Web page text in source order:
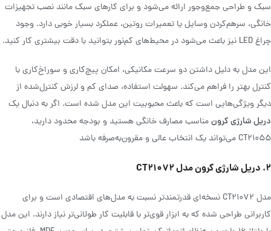
سبک و طراحی جمع‌وجور ارائه می‌شود و برای کارهای سبک مانند نصب تجهیزات
خانگی، سرهم‌کردن وسایل یا تعمیرات روتین، عملکرد بسیار خوبی دارد. وجود
چراغ LED نیز باعث می‌شود در محیط‌های کم‌نور بتوانید با دقت بیشتری کار کنید.
این مدل به دلیل داشتن دو سرعت مکانیکی، امکان پیچ‌کاری و سوراخ‌کاری با
کنترل بهتر را فراهم می‌کند. سهولت استفاده، صدای کم و لرزش کنترل‌شده از
دیگر ویژگی‌هایی است که باعث محبوبیت این مدل شده است. اگر به دنبال یک
دریل شارژی کرونمناسب مصارف خانگی هستید و بودجه محدود دارید،
CT21055 می‌تواند یک انتخاب عالی و مقرون‌به‌صرفه باشد
۲. دریل شارژی کرون مدل CT21072
مدل CT21072 نسخه‌ای قدرتمندتر نسبت به مدل‌های اقتصادی است و برای
کاربرانی طراحی شده که به ابزار قوی‌تر با قابلیت کار طولانی‌تر نیاز دارند. این مدل